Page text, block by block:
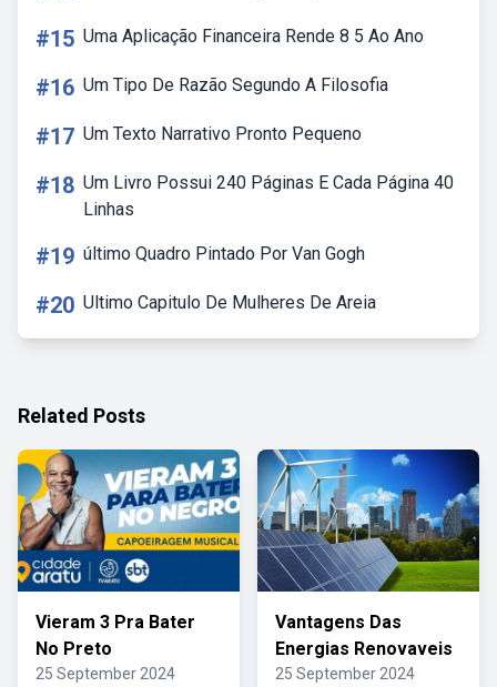
#15 Uma Aplicação Financeira Rende 8 5 Ao Ano
#16 Um Tipo De Razão Segundo A Filosofia
#17 Um Texto Narrativo Pronto Pequeno
#18 Um Livro Possui 240 Páginas E Cada Página 40
Linhas
#19 último Quadro Pintado Por Van Gogh
#20 Ultimo Capitulo De Mulheres De Areia
Related Posts
Vieram 3 Pra Bater
No Preto
25 September 2024
Vantagens Das
Energias Renovaveis
25 September 2024